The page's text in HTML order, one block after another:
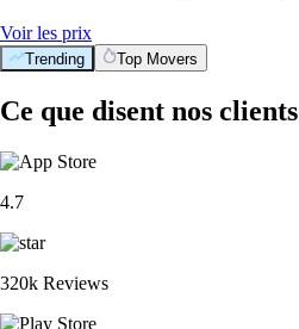
Voir les prix
Trending Top Movers
Ce que disent nos clients
4.7
320k Reviews